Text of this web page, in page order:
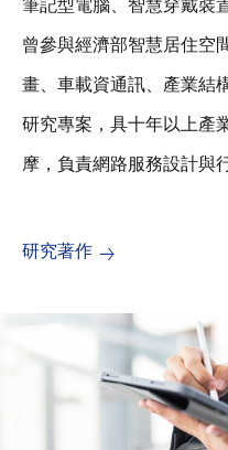
筆記型電腦、智慧穿戴裝
曾參與經濟部智慧居住空
畫、車載資通訊、產業結
研究專案，具十年以上產
摩，負責網路服務設計與
研究著作